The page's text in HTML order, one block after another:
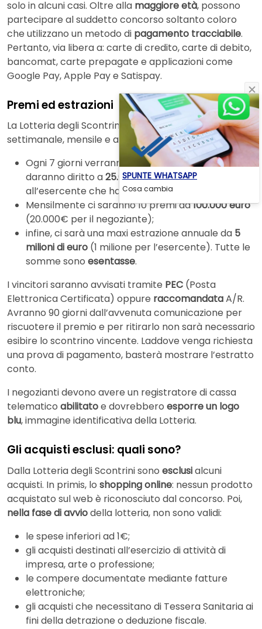
solo in alcuni casi. Oltre alla maggiore età, possono
partecipare al suddetto concorso soltanto coloro
che utilizzano un metodo di pagamento tracciabile.
Pertanto, via libera a: carte di credito, carte di debito,
bancomat, carte prepagate e applicazioni come
Google Pay, Apple Pay e Satispay.
Premi ed estrazioni
La Lotteria degli Scontrini prevede estrazioni su base
settimanale, mensile e annuale.
Ogni 7 giorni verranno estratti
15 biglietti che
daranno diritto a25.000 euro(5.000€ destinati
all’esercente che ha emesso quello scontrino).
Mensilmente ci saranno 10 premi da100.000 euro
(20.000€ per il negoziante);
infine, ci sarà una maxi estrazione annuale da 5
milioni di euro (1 milione per l’esercente). Tutte le
somme sono esentasse.
I vincitori saranno avvisati tramite PEC (Posta
Elettronica Certificata) oppure raccomandataA/R.
Avranno 90 giorni dall’avvenuta comunicazione per
riscuotere il premio e per ritirarlo non sarà necessario
esibire lo scontrino vincente. Laddove venga richiesta
una prova di pagamento, basterà mostrare l’estratto
conto.
I negozianti devono avere un registratore di cassa
telematico abilitatoe dovrebbero esporre un logo
blu, immagine identificativa della Lotteria.
Gli acquisti esclusi: quali sono?
Dalla Lotteria degli Scontrini sono esclusialcuni
acquisti. In primis, lo shopping online: nessun prodotto
acquistato sul web è riconosciuto dal concorso. Poi,
nella fase di avviodella lotteria, non sono validi:
le spese inferiori ad 1€;
gli acquisti destinati all’esercizio di attività di
impresa, arte o professione;
le compere documentate mediante fatture
elettroniche;
gli acquisti che necessitano di Tessera Sanitaria ai
fini della detrazione o deduzione fiscale.
SPUNTE WHATSAPP
Cosa cambia